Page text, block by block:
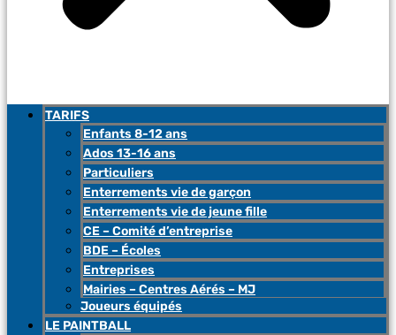
TARIFS
Enfants 8-12 ans
Ados 13-16 ans
Particuliers
Enterrements vie de garçon
Enterrements vie de jeune fille
CE – Comité d’entreprise
BDE – Écoles
Entreprises
Mairies – Centres Aérés – MJ
Joueurs équipés
LE PAINTBALL